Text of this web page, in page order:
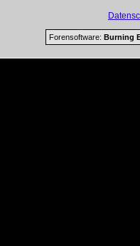
Forensoftware: Burning